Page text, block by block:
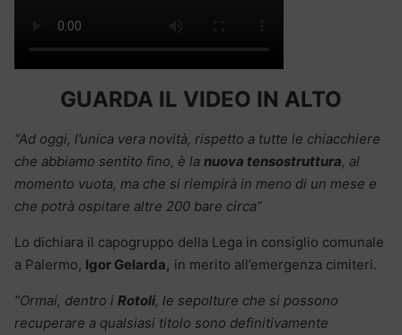
GUARDA IL VIDEO IN ALTO
“Ad oggi, l’unica vera novità, rispetto a tutte le chiacchiere
che abbiamo sentito fino, è la nuova tensostruttura, al
momento vuota, ma che si riempirà in meno di un mese e
che potrà ospitare altre 200 bare circa”
Lo dichiara il capogruppo della Lega in consiglio comunale
a Palermo, Igor Gelarda, in merito all’emergenza cimiteri.
“Ormai, dentro i Rotoli, le sepolture che si possono
recuperare a qualsiasi titolo sono definitivamente